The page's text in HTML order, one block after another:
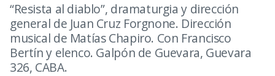
“Resista al diablo”, dramaturgia y dirección
general de Juan Cruz Forgnone. Dirección
musical de Matías Chapiro. Con Francisco
Bertín y elenco. Galpón de Guevara, Guevara
326, CABA.